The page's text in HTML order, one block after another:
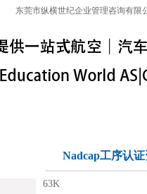
东莞市纵横世纪企业管理咨询有限
Nadcap工序认
63K